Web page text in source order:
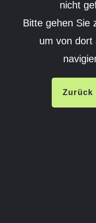
nicht
Bitte gehen Sie
um von dort
Zurück